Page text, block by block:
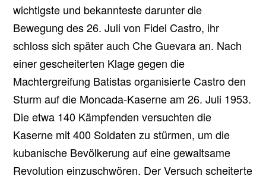
wichtigste und bekannteste darunter die
Bewegung des 26. Juli von Fidel Castro, ihr
schloss sich später auch Che Guevara an. Nach
einer gescheiterten Klage gegen die
Machtergreifung Batistas organisierte Castro den
Sturm auf die Moncada-Kaserne am 26. Juli 1953.
Die etwa 140 Kämpfenden versuchten die
Kaserne mit 400 Soldaten zu stürmen, um die
kubanische Bevölkerung auf eine gewaltsame
Revolution einzuschwören. Der Versuch scheiterte